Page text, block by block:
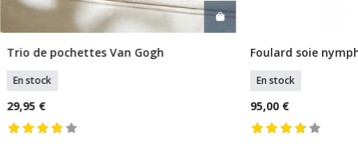
Ajouter Au Panier
Trio de pochettes Van Gogh
En stock
29,95 €
Ajouter
Foulard soie
En stock
95,00 €